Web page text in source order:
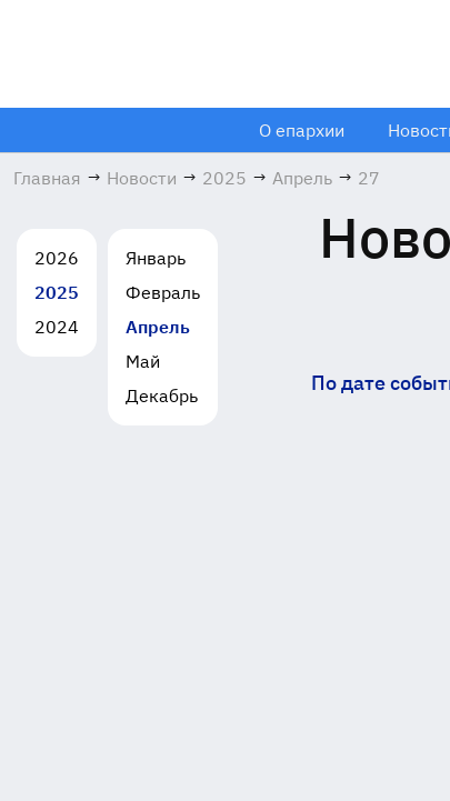
О епархии
Главная → Новости → 2025 → Апрель → 27
2026
2025
2024
Январь
Февраль
Апрель
Май
Декабрь
По дате